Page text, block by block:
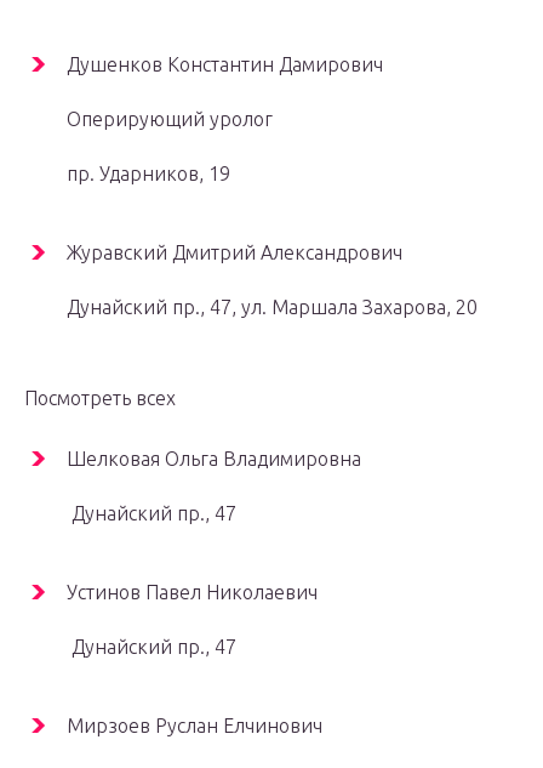
Душенков Константин Дамирович
Оперирующий уролог
пр. Ударников, 19
Журавский Дмитрий Александрович
Дунайский пр., 47, ул. Маршала Захарова, 20
Посмотреть всех
Шелковая Ольга Владимировна
Дунайский пр., 47
Устинов Павел Николаевич
Дунайский пр., 47
Мирзоев Руслан Елчинович